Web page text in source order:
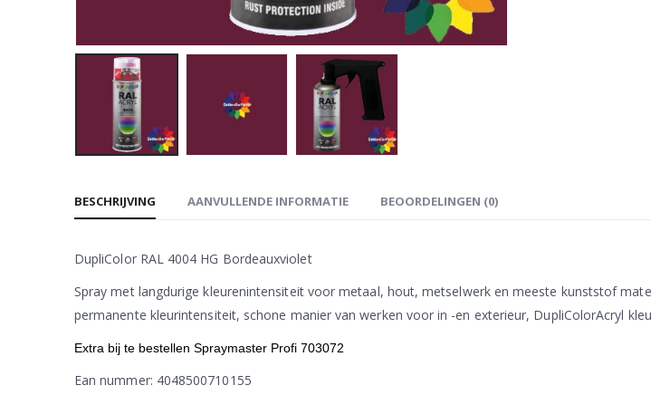
BESCHRIJVING AANVULLENDE INFORMATIE BEOORDELINGEN (0)
DupliColor RAL 4004 HG Bordeauxviolet
Spray met langdurige kleurenintensiteit voor metaal, hout, metselwerk en meeste kunststof
permanente kleurintensiteit, schone manier van werken voor in -en exterieur, DupliColorAcryl
Extra bij te bestellen Spraymaster Profi 703072
Ean nummer: 4048500710155